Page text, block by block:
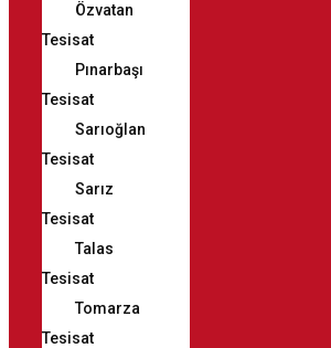
Özvatan
Tesisat
Pınarbaşı
Tesisat
Sarıoğlan
Tesisat
Sarız
Tesisat
Talas
Tesisat
Tomarza
Tesisat